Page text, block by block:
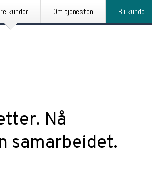
kunder Om tjenesten Bli kunde
Nå
samarbeidet.